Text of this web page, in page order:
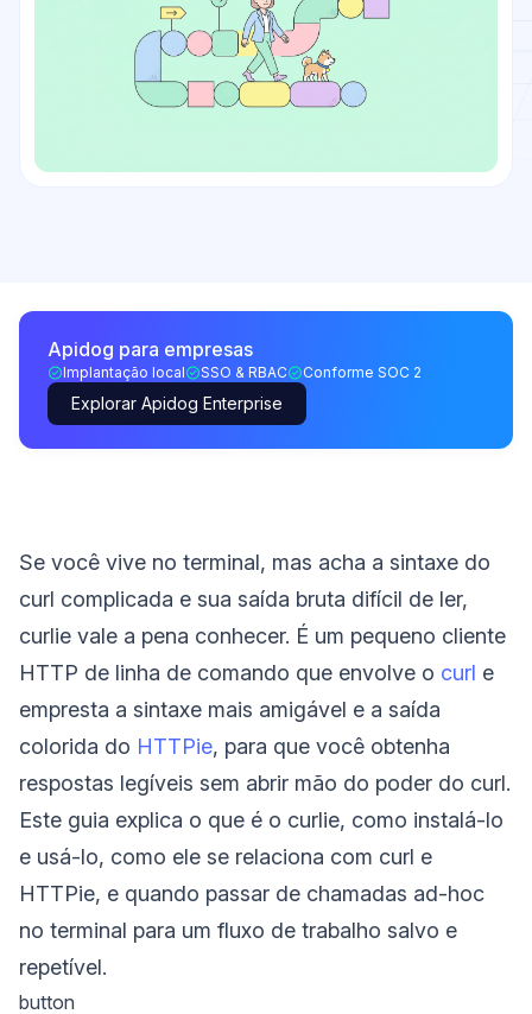
Apidog para empresas
Implantação local SSO & RBAC Conforme SOC 2
Explorar Apidog Enterprise
Se você vive no terminal, mas acha a sintaxe do
curl complicada e sua saída bruta difícil de ler,
curlie vale a pena conhecer. É um pequeno cliente
HTTP de linha de comando que envolve o curl e
empresta a sintaxe mais amigável e a saída
colorida do HTTPie, para que você obtenha
respostas legíveis sem abrir mão do poder do curl.
Este guia explica o que é o curlie, como instalá-lo
e usá-lo, como ele se relaciona com curl e
HTTPie, e quando passar de chamadas ad-hoc
no terminal para um fluxo de trabalho salvo e
repetível.
button